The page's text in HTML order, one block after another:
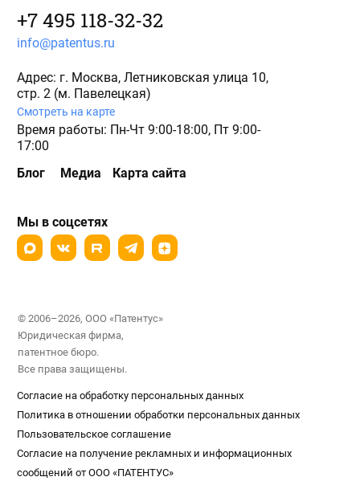
+7 495 118-32-32
info@patentus.ru
Адрес: г. Москва, Летниковская улица 10,
стр. 2 (м. Павелецкая)
Смотреть на карте
Время работы: Пн-Чт 9:00-18:00, Пт 9:00-
17:00
Блог
Медиа Карта сайта
Мы в соцсетях
© 2006–2026, ООО «Патентус»
Юридическая фирма,
патентное бюро.
Все права защищены.
Согласие на обработку персональных данных
Политика в отношении обработки персональных данных
Пользовательское соглашение
Согласие на получение рекламных и информационных
сообщений от ООО «ПАТЕНТУС»